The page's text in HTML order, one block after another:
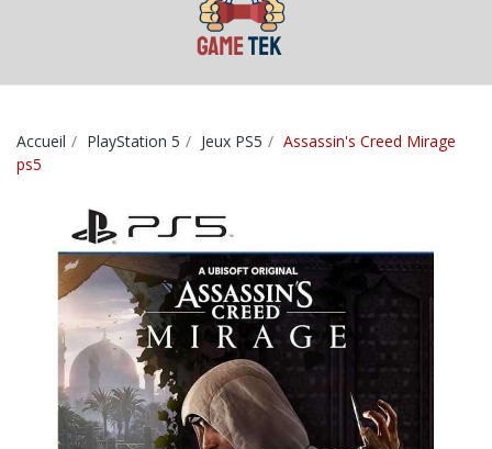
Accueil PlayStation 5 Jeux PS5
Assassin's Creed Mirage
ps5